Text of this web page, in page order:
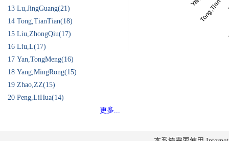
13 Lu,JingGuang(21)
14 Tong,TianTian(18)
15 Liu,ZhongQiu(17)
16 Liu,L(17)
17 Yan,TongMeng(16)
18 Yang,MingRong(15)
19 Zhao,ZZ(15)
20 Peng,LiHua(14)
更多...